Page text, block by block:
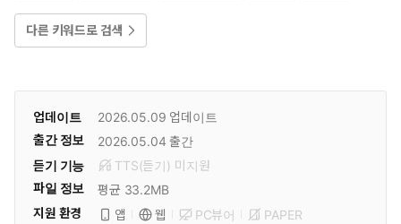
다른 키워드로 검색
업데이트 2026.05.09 업데이트
출간 정보
2026.05.04 출간
듣기 기능
TTS(듣기) 미 지원
파일 정보
평균 33.2MB
지원 환경
앱 웹 PC뷰어
PAPER